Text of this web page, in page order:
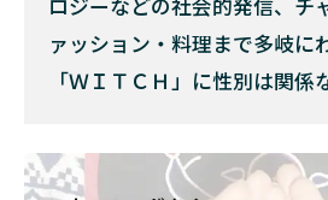
ァッション・料理まで多岐に
「ＷＩＴＣＨ」に性別は関係